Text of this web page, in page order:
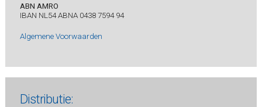
ABN AMRO
IBAN NL54 ABNA 0438 7594 94
Algemene Voorwaarden
Distributie: